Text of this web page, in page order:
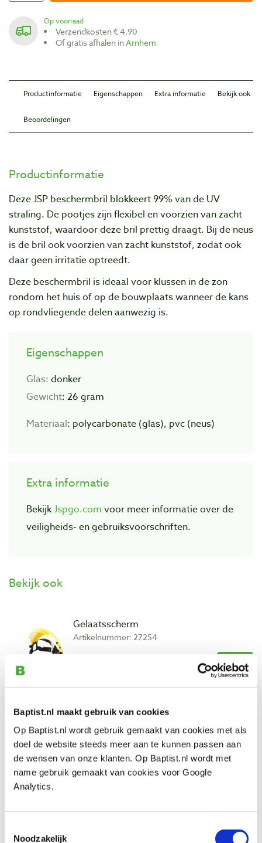
Baptist.nl maakt gebruik van cookies
Op Baptist.nl wordt gebruik gemaakt van cookies met als
doel de website steeds meer aan te kunnen passen aan
de wensen van onze klanten. Op Baptist.nl wordt met
name gebruik gemaakt van cookies voor Google
Analytics.
Noodzakelijk
Op voorraad
Verzendkosten € 4,90
Of gratis afhalen inArnhem
Productinformatie Eigenschappen Extra informatie Bekijk ook
Beoordelingen
Productinformatie
Deze JSP beschermbril blokkeert 99% van de UV
straling. De pootjes zijn flexibel en voorzien van zacht
kunststof, waardoor deze bril prettig draagt. Bij de neus
is de bril ook voorzien van zacht kunststof, zodat ook
daar geen irritatie optreedt.
Deze beschermbril is ideaal voor klussen in de zon
rondom het huis of op de bouwplaats wanneer de kans
op rondvliegende delen aanwezig is.
Eigenschappen
Glas: donker
Gewicht: 26 gram
Materiaal: polycarbonate (glas), pvc (neus)
Extra informatie
BekijkJspgo.com voor meer informatie over de
veiligheids- en gebruiksvoorschriften.
Bekijk ook
Gelaatsscherm
Artikelnummer: 27254
Op voorraad
Vergelijken
JSP Stealth beschermbril transparant
glas met LED verlichting
Artikelnummer: 28639